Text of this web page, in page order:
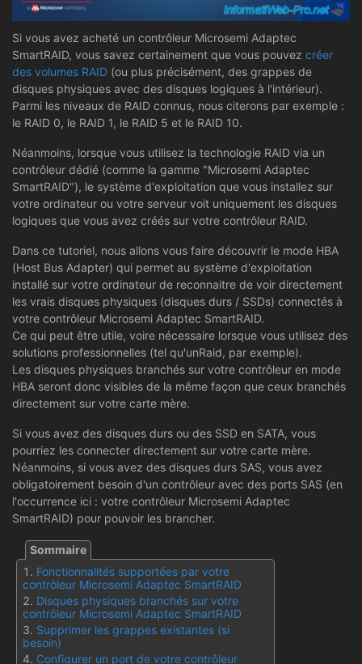
Si vous avez acheté un contrôleur Microsemi Adaptec
SmartRAID, vous savez certainement que vous pouvez créer
des volumes RAID (ou plus précisément, des grappes de
disques physiques avec des disques logiques à l'intérieur).
Parmi les niveaux de RAID connus, nous citerons par exemple :
le RAID 0, le RAID 1, le RAID 5 et le RAID 10.
Néanmoins, lorsque vous utilisez la technologie RAID via un
contrôleur dédié (comme la gamme "Microsemi Adaptec
SmartRAID"), le système d'exploitation que vous installez sur
votre ordinateur ou votre serveur voit uniquement les disques
logiques que vous avez créés sur votre contrôleur RAID.
Dans ce tutoriel, nous allons vous faire découvrir le mode HBA
(Host Bus Adapter) qui permet au système d'exploitation
installé sur votre ordinateur de reconnaitre de voir directement
les vrais disques physiques (disques durs / SSDs) connectés à
votre contrôleur Microsemi Adaptec SmartRAID.
Ce qui peut être utile, voire nécessaire lorsque vous utilisez des
solutions professionnelles (tel qu'unRaid, par exemple).
Les disques physiques branchés sur votre contrôleur en mode
HBA seront donc visibles de la même façon que ceux branchés
directement sur votre carte mère.
Si vous avez des disques durs ou des SSD en SATA, vous
pourriez les connecter directement sur votre carte mère.
Néanmoins, si vous avez des disques durs SAS, vous avez
obligatoirement besoin d'un contrôleur avec des ports SAS (en
l'occurrence ici : votre contrôleur Microsemi Adaptec
SmartRAID) pour pouvoir les brancher.
Fonctionnalités supportées par votre
contrôleur Microsemi Adaptec SmartRAID
Disques physiques branchés sur votre
contrôleur Microsemi Adaptec SmartRAID
Supprimer les grappes existantes (si
besoin)
Configurer un port de votre contrôleur